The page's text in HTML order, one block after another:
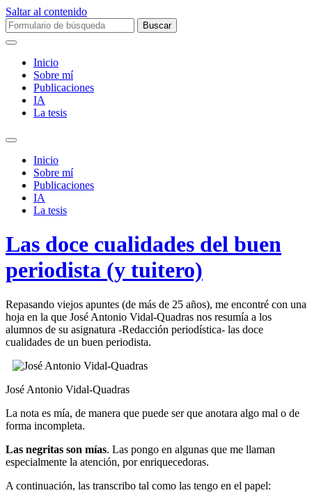
Saltar al contenido
Buscar:
Inicio
Sobre mí­
Publicaciones
IA
La tesis
Alternar
campo
búsqueda
Inicio
Sobre mí­
Publicaciones
IA
La tesis
Las doce cualidades del buen
periodista (y tuitero)
Repasando viejos apuntes (de más de 25 años), me encontré con una
hoja en la que José Antonio Vidal-Quadras nos resumía a los
alumnos de su asignatura -Redacción periodística- las doce
cualidades de un buen periodista.
José Antonio Vidal-Quadras
La nota es mía, de manera que puede ser que anotara algo mal o de
forma incompleta.
Las negritas son mías. Las pongo en algunas que me llaman
especialmente la atención, por enriquecedoras.
A continuación, las transcribo tal como las tengo en el papel: